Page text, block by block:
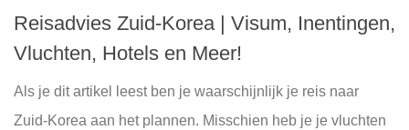
Reisadvies Zuid-Korea | Visum, Inentingen,
Vluchten, Hotels en Meer!
Als je dit artikel leest ben je waarschijnlijk je reis naar
Zuid-Korea aan het plannen. Misschien heb je je vluchten